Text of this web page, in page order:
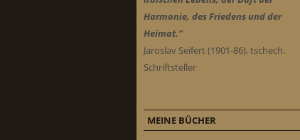
Harmonie, des Friedens und der
Heimat."
Jaroslav Seifert (1901-86), tschech.
Schriftsteller
MEINE BÜCHER